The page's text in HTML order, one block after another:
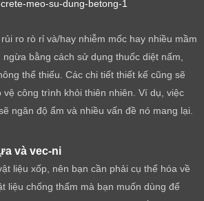
ro rò rỉ và/hay nhiễm mốc hay nhiều mầm
ngừa bằng cách sử dụng thuốc diệt nấm,
thể thiếu. Các chi tiết thiết kế cũng sẽ
vệ công trình khỏi thiên nhiên. Ví dụ, việc
ngăn độ ẩm và nhiều vấn đề nó mang lại.
và vec-ni
liệu xốp, nên bạn cần phải cụ thể hóa về
liệu chống thấm mà bạn muốn dùng để